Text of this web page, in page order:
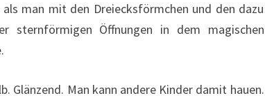
man mit den Dreiecksförmchen und den dazu
sternförmigen Öffnungen in dem magischen
Glänzend. Man kann andere Kinder damit hauen.